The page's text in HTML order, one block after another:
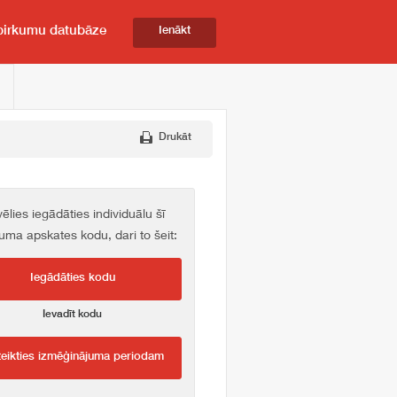
datubāze Ienākt
Drukāt
iegādāties individuālu šī
apskates kodu, dari to šeit:
Iegādāties kodu
Ievadīt kodu
izmēģinājuma periodam